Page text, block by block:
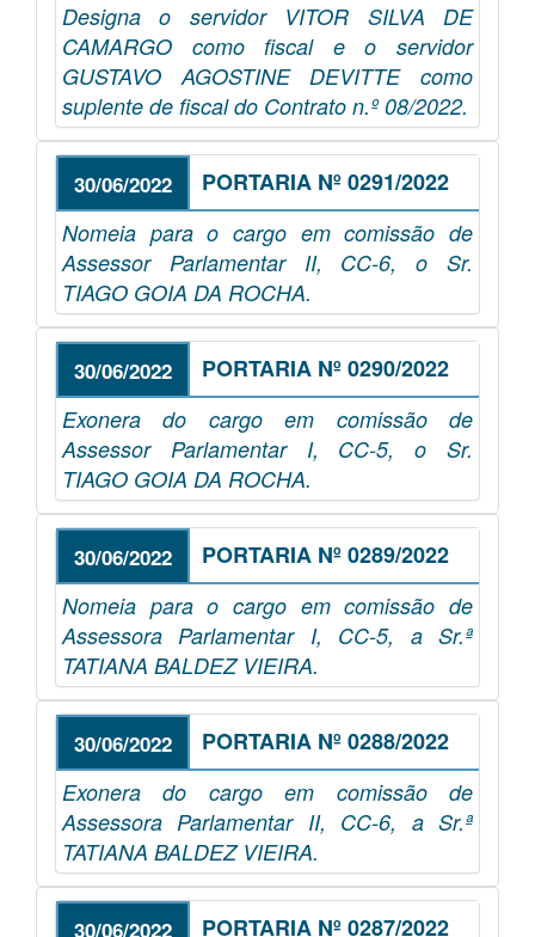
Designa o servidor VITOR SILVA DE
CAMARGO como fiscal e o servidor
GUSTAVO AGOSTINE DEVITTE como
suplente de fiscal do Contrato n.º 08/2022.
30/06/2022 PORTARIA Nº 0291/2022
Nomeia para o cargo em comissão de
Assessor Parlamentar II, CC-6, o Sr.
TIAGO GOIA DA ROCHA.
30/06/2022 PORTARIA Nº 0290/2022
Exonera do cargo em comissão de
Assessor Parlamentar I, CC-5, o Sr.
TIAGO GOIA DA ROCHA.
30/06/2022 PORTARIA Nº 0289/2022
Nomeia para o cargo em comissão de
Assessora Parlamentar I, CC-5, a Sr.ª
TATIANA BALDEZ VIEIRA.
30/06/2022 PORTARIA Nº 0288/2022
Exonera do cargo em comissão de
Assessora Parlamentar II, CC-6, a Sr.ª
TATIANA BALDEZ VIEIRA.
30/06/2022 PORTARIA Nº 0287/2022